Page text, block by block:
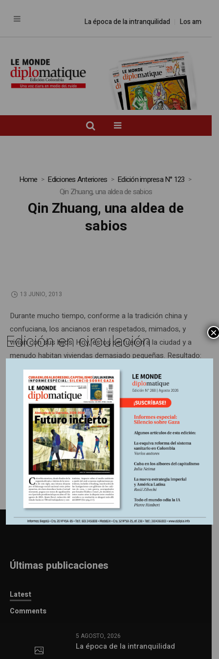
La época de la intranquilidad Los amos
Home Ediciones Anteriores
Edición impresa N° 123
Qin Zhuang, una aldea de sabios
Qin Zhuang, una aldea de
sabios
13 JUNIO, 2013
Durante mucho tiempo, conforme a la tradición china y
confuciana, los ancianos eran respetados, mimados, y
vivían con sus hijos. Hoy, éstos se fueron a la ciudad y a
menudo habitan viviendas demasiado pequeñas. Resultado:
un 54% de los 185 millones de chinos mayores de 65 años
viven solos. Como en esta aldea de ochocientas almas, en
lo más recóndito de la provincia de Hebei.
Información adicional
Últimas publicaciones
Latest
Comments
5 AGOSTO, 2026
La época de la intranquilidad
Edición en circulación ×